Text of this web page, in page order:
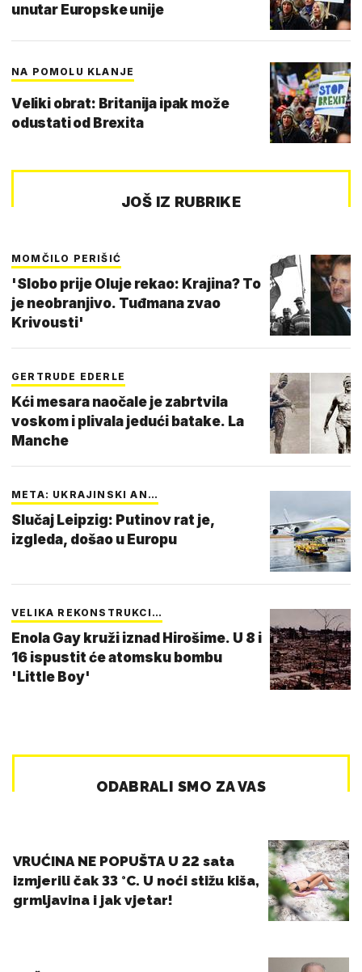
unutar Europske unije
NA POMOLU KLANJE
Veliki obrat: Britanija ipak može
odustati od Brexita
JOŠ IZ RUBRIKE
MOMČILO PERIŠIĆ
'Slobo prije Oluje rekao: Krajina? To
je neobranjivo. Tuđmana zvao
Krivousti'
GERTRUDE EDERLE
Kći mesara naočale je zabrtvila
voskom i plivala jedući batake. La
Manche
META: UKRAJINSKI AN…
Slučaj Leipzig: Putinov rat je,
izgleda, došao u Europu
VELIKA REKONSTRUKCI…
Enola Gay kruži iznad Hirošime. U 8 i
16 ispustit će atomsku bombu
'Little Boy'